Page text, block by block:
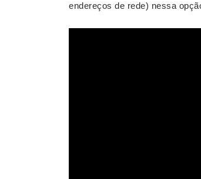
endereços de rede) nessa